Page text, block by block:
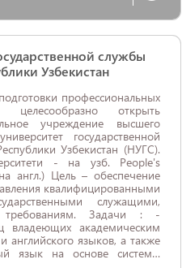
службы
Узбекистан
профессиональных
целесообразно открыть
учреждение высшего
государственной
Узбекистан (НУГС).
- на узб. People's
англ.) Цель – обеспечение
квалифицированными
служащими,
требованиям. Задачи : -
владеющих академическим
английского языков, а также
язык на основе системы